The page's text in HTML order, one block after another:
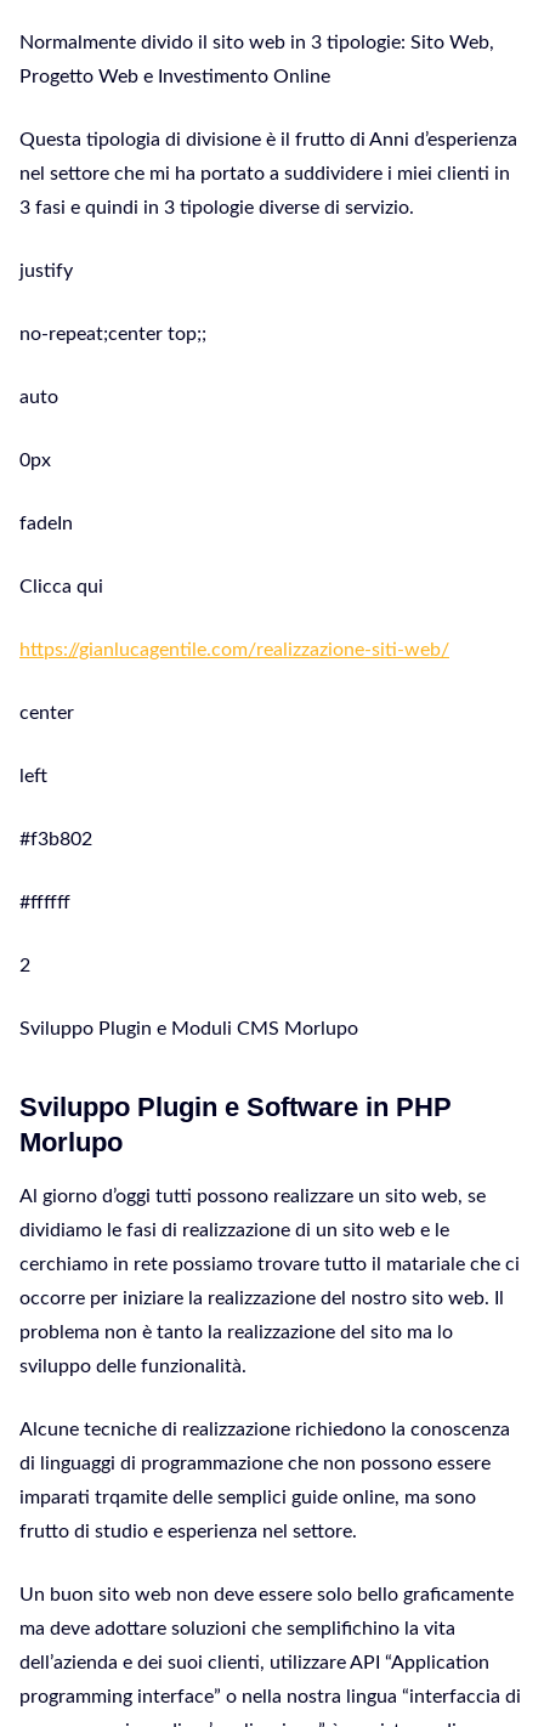
Normalmente divido il sito web in 3 tipologie: Sito Web,
Progetto Web e Investimento Online
Questa tipologia di divisione è il frutto di Anni d’esperienza
nel settore che mi ha portato a suddividere i miei clienti in
3 fasi e quindi in 3 tipologie diverse di servizio.
justify
no-repeat;center top;;
auto
0px
fadeIn
Clicca qui
https://gianlucagentile.com/realizzazione-siti-web/
center
left
#f3b802
#ffffff
2
Sviluppo Plugin e Moduli CMS Morlupo
Sviluppo Plugin e Software in PHP
Morlupo
Al giorno d’oggi tutti possono realizzare un sito web, se
dividiamo le fasi di realizzazione di un sito web e le
cerchiamo in rete possiamo trovare tutto il matariale che ci
occorre per iniziare la realizzazione del nostro sito web. Il
problema non è tanto la realizzazione del sito ma lo
sviluppo delle funzionalità.
Alcune tecniche di realizzazione richiedono la conoscenza
di linguaggi di programmazione che non possono essere
imparati trqamite delle semplici guide online, ma sono
frutto di studio e esperienza nel settore.
Un buon sito web non deve essere solo bello graficamente
ma deve adottare soluzioni che semplifichino la vita
dell’azienda e dei suoi clienti, utilizzare API “Application
programming interface” o nella nostra lingua “interfaccia di